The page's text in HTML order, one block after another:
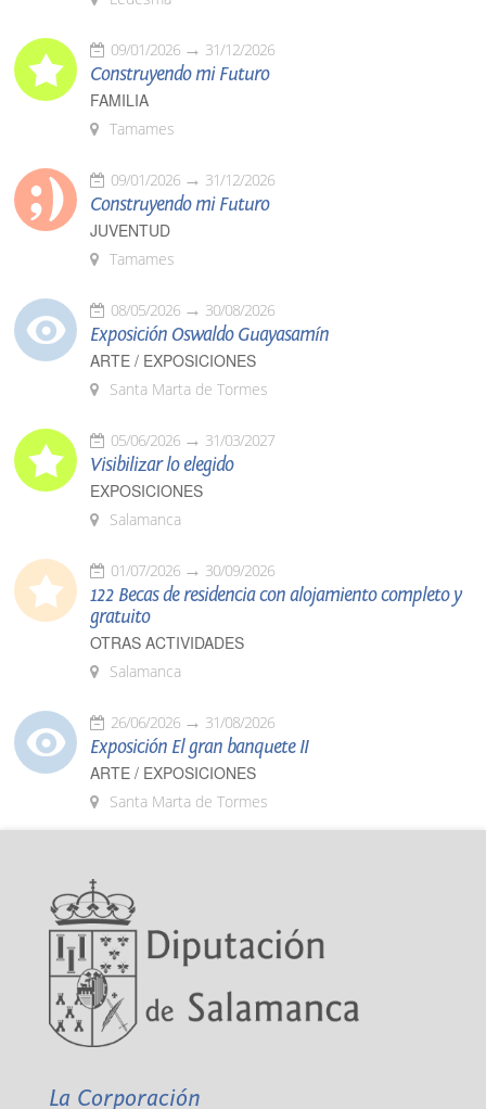
09/01/2026 31/12/2026
Construyendo mi Futuro
FAMILIA
Tamames
09/01/2026 31/12/2026
Construyendo mi Futuro
JUVENTUD
Tamames
08/05/2026 30/08/2026
Exposición Oswaldo Guayasamín
ARTE / EXPOSICIONES
Santa Marta de Tormes
05/06/2026 31/03/2027
Visibilizar lo elegido
EXPOSICIONES
Salamanca
01/07/2026 30/09/2026
122 Becas de residencia con alojamiento completo y
gratuito
OTRAS ACTIVIDADES
Salamanca
26/06/2026 31/08/2026
Exposición El gran banquete II
ARTE / EXPOSICIONES
Santa Marta de Tormes
La Corporación